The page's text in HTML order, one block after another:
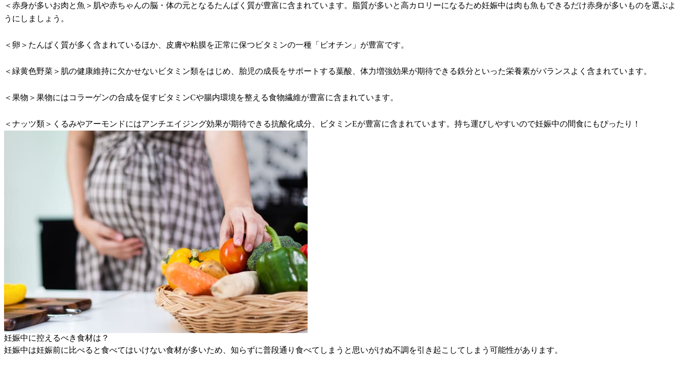
＜赤身が多いお肉と魚＞肌や赤ちゃんの脳・体の元となるたんぱく質が豊富に含まれています。脂質が多いと高カロリーになるため妊娠中は肉も魚もできるだけ赤身が多いものを選ぶよ
うにしましょう。
＜卵＞たんぱく質が多く含まれているほか、皮膚や粘膜を正常に保つビタミンの一種「ビオチン」が豊富です。
＜緑黄色野菜＞肌の健康維持に欠かせないビタミン類をはじめ、胎児の成長をサポートする葉酸、体力増強効果が期待できる鉄分といった栄養素がバランスよく含まれています。
＜果物＞果物にはコラーゲンの合成を促すビタミンCや腸内環境を整える食物繊維が豊富に含まれています。
＜ナッツ類＞くるみやアーモンドにはアンチエイジング効果が期待できる抗酸化成分、ビタミンEが豊富に含まれています。持ち運びしやすいので妊娠中の間食にもぴったり！
妊娠中に控えるべき食材は？
妊娠中は妊娠前に比べると食べてはいけない食材が多いため、知らずに普段通り食べてしまうと思いがけぬ不調を引き起こしてしまう可能性があります。